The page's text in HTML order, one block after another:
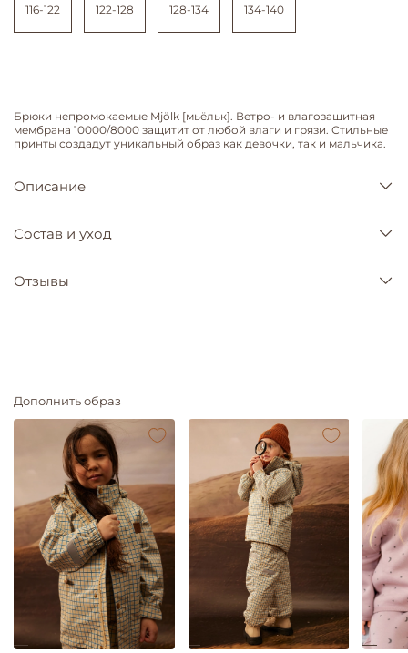
116-122 122-128 128-134 134-140
Брюки непромокаемые Mjölk [мьёльк]. Ветро- и влагозащитная
мембрана 10000/8000 защитит от любой влаги и грязи. Стильные
принты создадут уникальный образ как девочки, так и мальчика.
Описание
Состав и уход
Отзывы
Дополнить образ